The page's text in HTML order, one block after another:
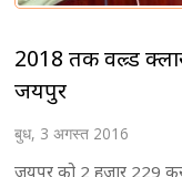
2018 तक वल्र्ड
जयपुर
बुध, 3 अगस्त 2016
जयपुर को 2 हजार 229